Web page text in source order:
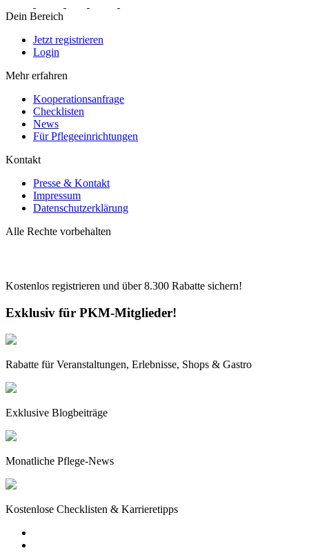
Dein Bereich
Jetzt registrieren
Login
Mehr erfahren
Kooperationsanfrage
Checklisten
News
Für Pflegeeinrichtungen
Kontakt
Presse & Kontakt
Impressum
Datenschutzerklärung
Alle Rechte vorbehalten
Kostenlos registrieren und über8.300 Rabatte sichern!
Exklusiv für PKM-Mitglieder!
Rabatte für Veranstaltungen, Erlebnisse, Shops & Gastro
Exklusive Blogbeiträge
Monatliche Pflege-News
Kostenlose Checklisten & Karrieretipps